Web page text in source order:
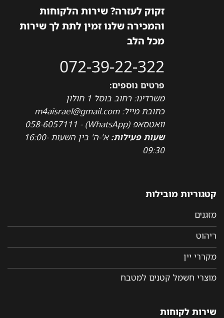
זקוק לעזרה? שירות הלקוחות
והמכירה שלנו זמין לתת לך שירות
מכל הלב
072-39-22-322
פרטים נוספים:
משרדינו: רחוב בוסל 1 חולון
כתובת מייל: m4aisrael@gmail.com
וואטסאפ (WhatsApp) - 058-6057111
שעות פעילות:
א'-ה' בין השעות 16:00-
09:30
קטגוריות מובילות
מזגנים
ריהוט
מקררי יין
מוצרי חשמל קטנים למטבח
שירות לקוחות